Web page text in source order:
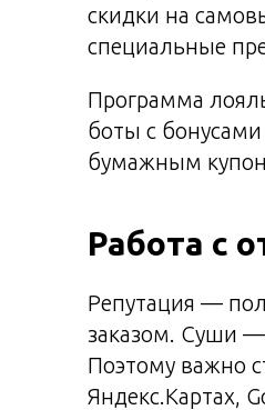
скидки на
специальные
Программа
боты с
бумажным
Работа с
Репутация —
заказом. Суши —
Поэтому важно
Яндекс.Картах,